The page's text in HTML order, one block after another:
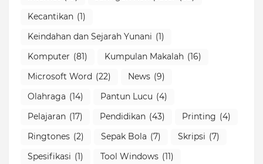
Kecantikan (1)
Keindahan dan Sejarah Yunani (1)
Komputer (81) Kumpulan Makalah (16)
Microsoft Word (22) News (9)
Olahraga (14) Pantun Lucu (4)
Pelajaran (17) Pendidikan (43) Printing (4)
Ringtones (2) Sepak Bola (7) Skripsi (7)
Spesifikasi (1) Tool Windows (11)